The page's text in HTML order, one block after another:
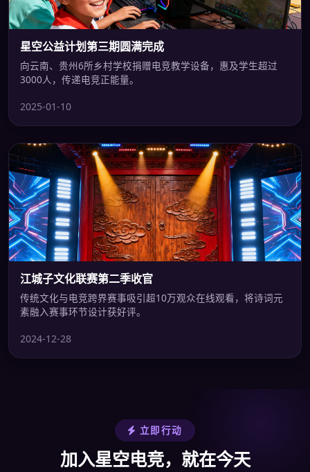
星空公益计划第三期圆满完成
向云南、贵州6所乡村学校捐赠电竞教学设备，惠及学生超过
3000人，传递电竞正能量。
2025-01-10
江城子文化联赛第二季收官
传统文化与电竞跨界赛事吸引超10万观众在线观看，将诗词元
素融入赛事环节设计获好评。
2024-12-28
立即行动
加入星空电竞，就在今天